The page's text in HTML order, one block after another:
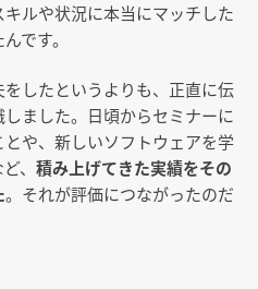
ルや状況に本当にマッチした
です。
したというよりも、正直に伝
しました。日頃からセミナーに
や、新しいソフトウェアを学
、 積み上げてきた実績をその
。それが評価につながったのだ